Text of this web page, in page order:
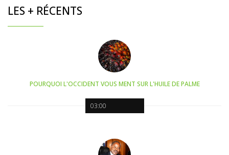
LES + RÉCENTS
03:00
POURQUOI L'OCCIDENT VOUS MENT SUR L'HUILE DE PALME